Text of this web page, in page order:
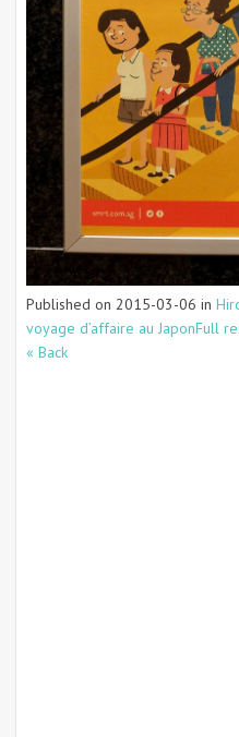
Published on 2015-03-06 in
voyage d’affaire au JaponFull
« Back